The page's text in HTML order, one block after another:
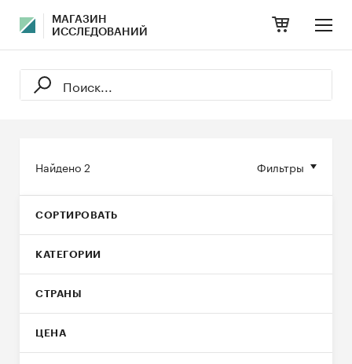
МАГАЗИН
ИССЛЕДОВАНИЙ
Фильтры
Найдено2
СОРТИРОВАТЬ
КАТЕГОРИИ
СТРАНЫ
ЦЕНА